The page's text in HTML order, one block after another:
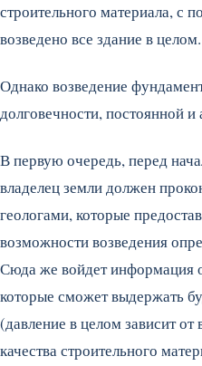
строительного материала, с
возведено все здание в целом.
Однако возведение
долговечности, постоянной и
В первую очередь, перед
владелец земли должен
геологами, которые
возможности возведения
Сюда же войдет информация
которые сможет выдержать
(давление в целом зависит
качества строительного